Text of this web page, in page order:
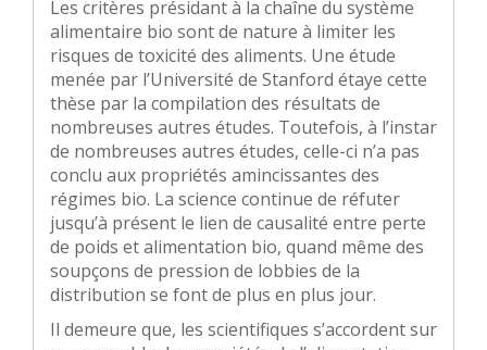
Les critères présidant à la chaîne du système
alimentaire bio sont de nature à limiter les
risques de toxicité des aliments. Une étude
menée par l’Université de Stanford étaye cette
thèse par la compilation des résultats de
nombreuses autres études. Toutefois, à l’instar
de nombreuses autres études, celle-ci n’a pas
conclu aux propriétés amincissantes des
régimes bio. La science continue de réfuter
jusqu’à présent le lien de causalité entre perte
de poids et alimentation bio, quand même des
soupçons de pression de lobbies de la
distribution se font de plus en plus jour.
Il demeure que, les scientifiques s’accordent sur